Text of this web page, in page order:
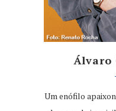
Álvaro
Um enófilo